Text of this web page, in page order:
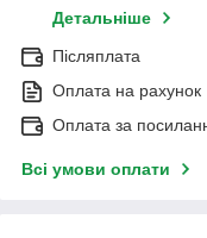
Детальніше
Післяплата
Оплата на рахунок
Оплата за
Всі умови оплати